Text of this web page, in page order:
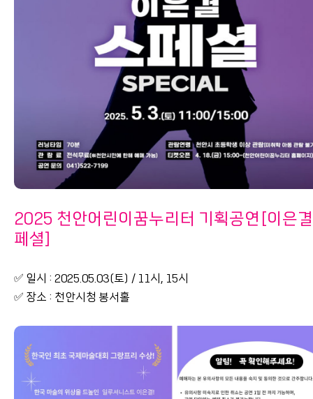
2025 천안어린이꿈누리터 기획공연[이은
페셜]
✅ 일시 : 2025.05.03(토) / 11시, 15시
✅ 장소 : 천안시청 봉서홀